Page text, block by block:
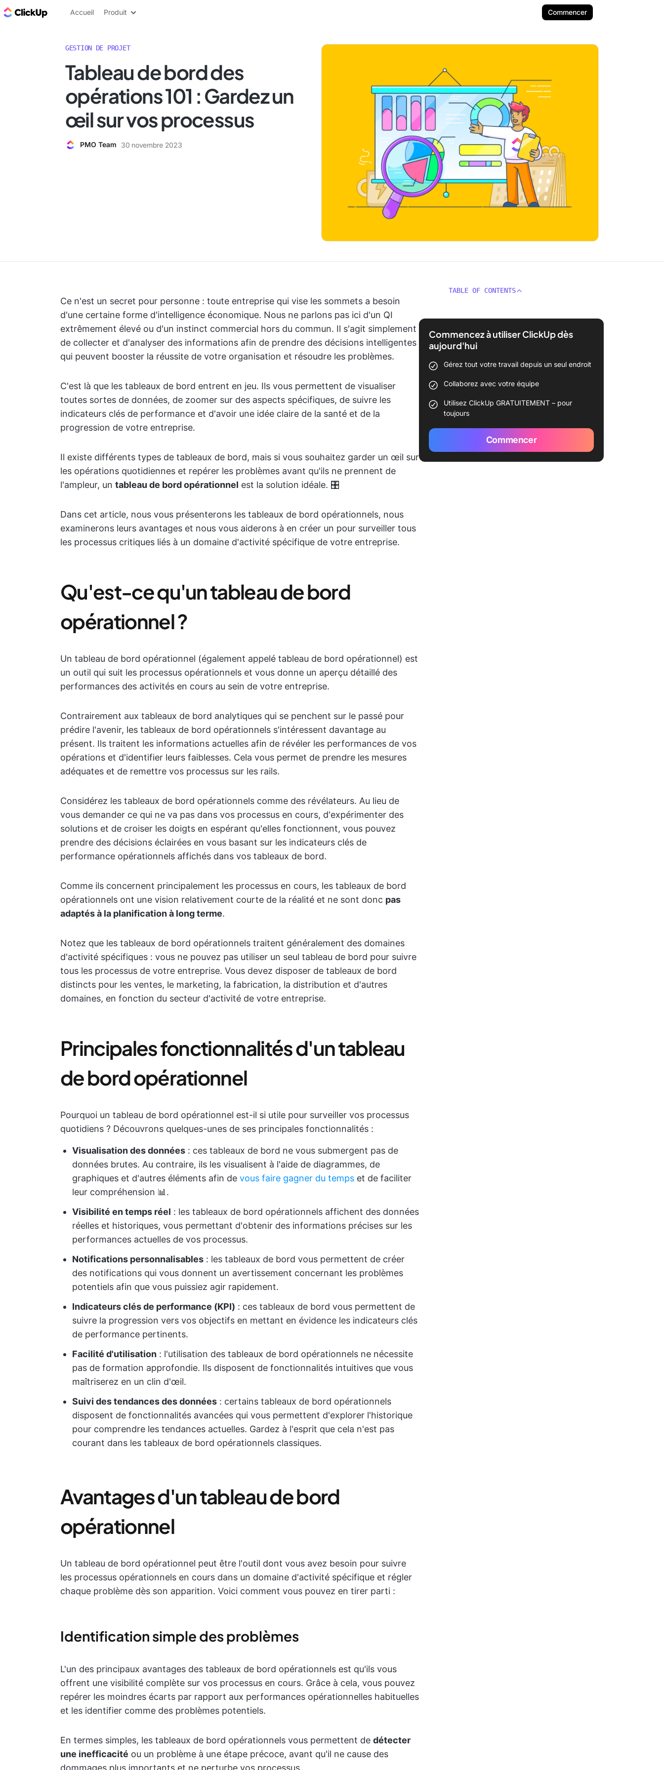
ClickUp Blog
Accueil Produit Commencer
GESTION DE PROJET
Tableau de bord des
opérations 101 : Gardez un
œil sur vos processus
PMO Team 30 novembre 2023
Ce n'est un secret pour personne : toute entreprise qui vise les sommets a besoin
d'une certaine forme d'intelligence économique. Nous ne parlons pas ici d'un QI
extrêmement élevé ou d'un instinct commercial hors du commun. Il s'agit simplement
de collecter et d'analyser des informations afin de prendre des décisions intelligentes
qui peuvent booster la réussite de votre organisation et résoudre les problèmes.
C'est là que les tableaux de bord entrent en jeu. Ils vous permettent de visualiser
toutes sortes de données, de zoomer sur des aspects spécifiques, de suivre les
indicateurs clés de performance et d'avoir une idée claire de la santé et de la
progression de votre entreprise.
Il existe différents types de tableaux de bord, mais si vous souhaitez garder un œil sur
les opérations quotidiennes et repérer les problèmes avant qu'ils ne prennent de
l'ampleur, un tableau de bord opérationnel est la solution idéale. 🎛️
Dans cet article, nous vous présenterons les tableaux de bord opérationnels, nous
examinerons leurs avantages et nous vous aiderons à en créer un pour surveiller tous
les processus critiques liés à un domaine d'activité spécifique de votre entreprise.
Qu'est-ce qu'un tableau de bord
opérationnel ?
Un tableau de bord opérationnel (également appelé tableau de bord opérationnel) est
un outil qui suit les processus opérationnels et vous donne un aperçu détaillé des
performances des activités en cours au sein de votre entreprise.
Contrairement aux tableaux de bord analytiques qui se penchent sur le passé pour
prédire l'avenir, les tableaux de bord opérationnels s'intéressent davantage au
présent. Ils traitent les informations actuelles afin de révéler les performances de vos
opérations et d'identifier leurs faiblesses. Cela vous permet de prendre les mesures
adéquates et de remettre vos processus sur les rails.
Considérez les tableaux de bord opérationnels comme des révélateurs. Au lieu de
vous demander ce qui ne va pas dans vos processus en cours, d'expérimenter des
solutions et de croiser les doigts en espérant qu'elles fonctionnent, vous pouvez
prendre des décisions éclairées en vous basant sur les indicateurs clés de
performance opérationnels affichés dans vos tableaux de bord.
Comme ils concernent principalement les processus en cours, les tableaux de bord
opérationnels ont une vision relativement courte de la réalité et ne sont donc pas
adaptés à la planification à long terme.
Notez que les tableaux de bord opérationnels traitent généralement des domaines
d'activité spécifiques : vous ne pouvez pas utiliser un seul tableau de bord pour suivre
tous les processus de votre entreprise. Vous devez disposer de tableaux de bord
distincts pour les ventes, le marketing, la fabrication, la distribution et d'autres
domaines, en fonction du secteur d'activité de votre entreprise.
Principales fonctionnalités d'un tableau
de bord opérationnel
Pourquoi un tableau de bord opérationnel est-il si utile pour surveiller vos processus
quotidiens ? Découvrons quelques-unes de ses principales fonctionnalités :
Visualisation des données : ces tableaux de bord ne vous submergent pas de
données brutes. Au contraire, ils les visualisent à l'aide de diagrammes, de
graphiques et d'autres éléments afin de vous faire gagner du temps et de faciliter
leur compréhension 📊.
Visibilité en temps réel : les tableaux de bord opérationnels affichent des données
réelles et historiques, vous permettant d'obtenir des informations précises sur les
performances actuelles de vos processus.
Notifications personnalisables : les tableaux de bord vous permettent de créer
des notifications qui vous donnent un avertissement concernant les problèmes
potentiels afin que vous puissiez agir rapidement.
Indicateurs clés de performance (KPI) : ces tableaux de bord vous permettent de
suivre la progression vers vos objectifs en mettant en évidence les indicateurs clés
de performance pertinents.
Facilité d'utilisation : l'utilisation des tableaux de bord opérationnels ne nécessite
pas de formation approfondie. Ils disposent de fonctionnalités intuitives que vous
maîtriserez en un clin d'œil.
Suivi des tendances des données : certains tableaux de bord opérationnels
disposent de fonctionnalités avancées qui vous permettent d'explorer l'historique
pour comprendre les tendances actuelles. Gardez à l'esprit que cela n'est pas
courant dans les tableaux de bord opérationnels classiques.
Avantages d'un tableau de bord
opérationnel
Un tableau de bord opérationnel peut être l'outil dont vous avez besoin pour suivre
les processus opérationnels en cours dans un domaine d'activité spécifique et régler
chaque problème dès son apparition. Voici comment vous pouvez en tirer parti :
Identification simple des problèmes
L'un des principaux avantages des tableaux de bord opérationnels est qu'ils vous
offrent une visibilité complète sur vos processus en cours. Grâce à cela, vous pouvez
repérer les moindres écarts par rapport aux performances opérationnelles habituelles
et les identifier comme des problèmes potentiels.
En termes simples, les tableaux de bord opérationnels vous permettent de détecter
une inefficacité ou un problème à une étape précoce, avant qu'il ne cause des
dommages plus importants et ne perturbe vos processus.
TABLE OF CONTENTS
Commencez à utiliser ClickUp dès
aujourd'hui
Gérez tout votre travail depuis un seul endroit
Collaborez avec votre équipe
Utilisez ClickUp GRATUITEMENT – pour
toujours
Commencer